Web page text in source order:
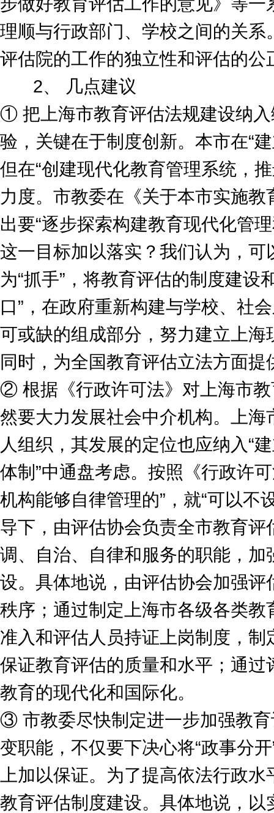
理顺与行政部门、学校之间的关
评估院的工作的独立性和评估的公
2、 几点建议
① 把上海市教育评估法规建设纳
验，关键在于制度创新。本市在“
但在“创建现代化教育管理系统，
力度。市教委在《关于本市实施
出要“逐步探索构建教育现代化管
这一目标加以落实？我们认为，
为“抓手”，将教育评估的制度建设
口”，在政府重新构建与学校、社
可或缺的组成部分，努力建立上
同时，为全国教育评估立法方面提
② 根据《行政许可法》对上海市教
然要大力发展社会中介机构。上
人组织，其发展的定位也应纳入“
体制”中通盘考虑。按照《行政许
机构能够自律管理的”，就“可以不
导下，由评估协会负责全市教育
调、自治、自律和服务的职能，
设。具体地说，由评估协会加强
秩序；通过制定上海市各级各类
准入和评估人员持证上岗制度，
保证教育评估的质量和水平；通
教育的现代化和国际化。
③ 市教委尽快制定进一步加强教
变职能，不仅要下决心将“政事分
上加以保证。为了提高依法行政
教育评估制度建设。具体地说，